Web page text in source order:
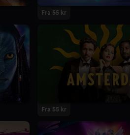
Fra 55 kr
Fra 55 kr